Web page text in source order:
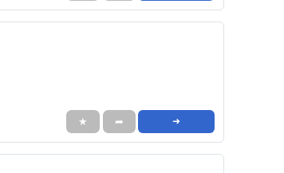
★ ➦ ➜